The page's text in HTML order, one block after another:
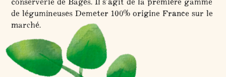
de légumineuses Demeter 100% origine France sur le
marché.